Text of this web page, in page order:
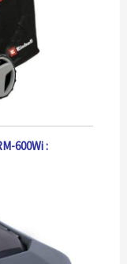
600Wi :